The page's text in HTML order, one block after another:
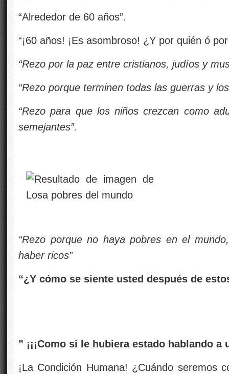
“Alrededor de 60 años”.
“¡60 años! ¡Es asombroso! ¿Y por quién ó
“Rezo por la paz entre cristianos, judíos y
“Rezo porque terminen todas las guerras y
“Rezo para que los niños crezcan como
semejantes”.
“Rezo porque no haya pobres en el
haber ricos”
“¿Y cómo se siente usted después de
” ¡¡¡Como si le hubiera estado hablando a
¡La Condición Humana! ¿Cuándo seremos